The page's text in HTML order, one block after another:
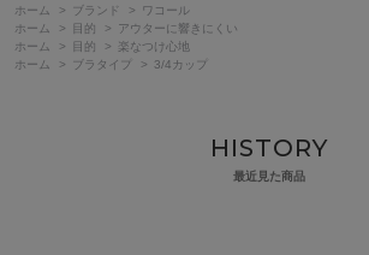
ホーム
> ブランド >
ワコール
ホーム
> 目的 >
アウターに響きにくい
ホーム
> 目的 >
楽なつけ心地
ホーム
> ブラタイプ > 3/4カップ
HISTORY
最近見た商品